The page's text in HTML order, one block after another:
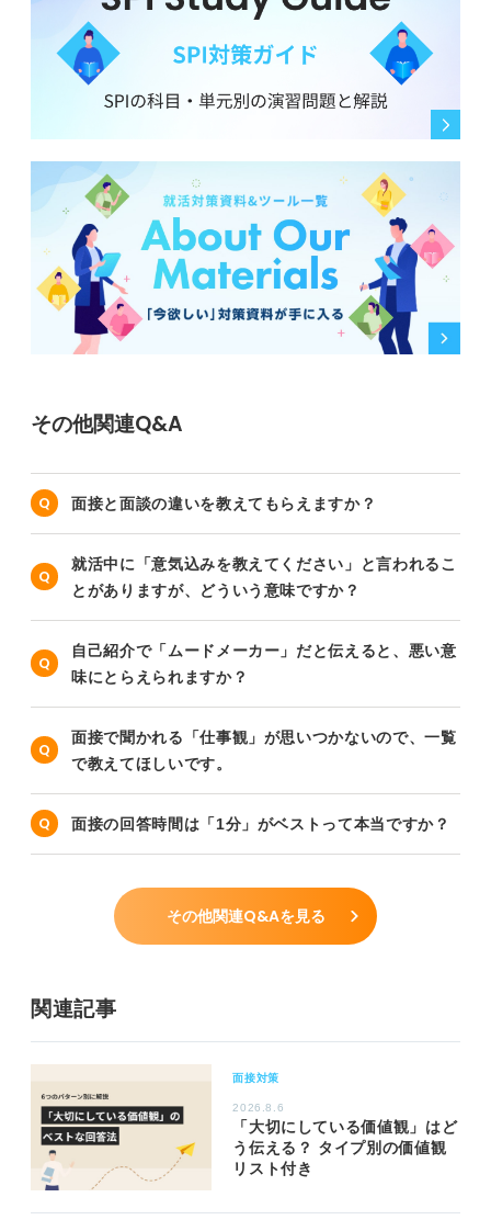
その他関連Q&A
面接と面談の違いを教えてもらえますか？
就活中に「意気込みを教えてください」と言われるこ
とがありますが、どういう意味ですか？
自己紹介で「ムードメーカー」だと伝えると、悪い意
味にとらえられますか？
面接で聞かれる「仕事観」が思いつかないので、一覧
で教えてほしいです。
面接の回答時間は「1分」がベストって本当ですか？
その他関連Q&Aを見る
関連記事
面接対策
2026.8.6
「大切にしている価値観」はど
う伝える？ タイプ別の価値観
リスト付き